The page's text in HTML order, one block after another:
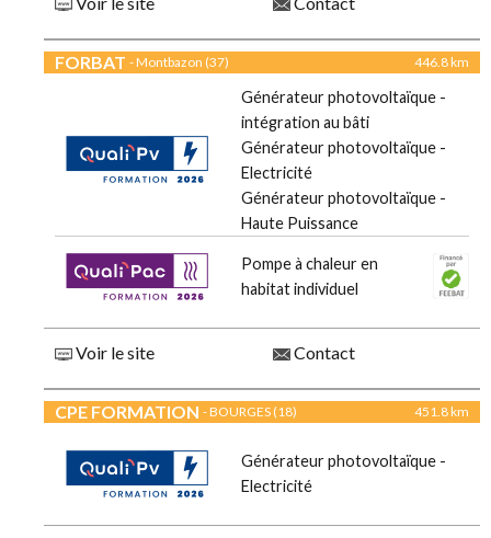
FORBAT - Montbazon (37) 446.8 km
Générateur photovoltaïque -
intégration au bâti
Générateur photovoltaïque -
Electricité
Générateur photovoltaïque -
Haute Puissance
Pompe à chaleur en
habitat individuel
Voir le site Contact
CPE FORMATION - BOURGES (18) 451.8 km
Générateur photovoltaïque -
Electricité